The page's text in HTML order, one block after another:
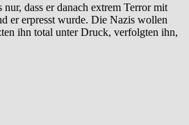
dass er danach extrem Terror mit
er erpresst wurde. Die Nazis wollen
ihn total unter Druck, verfolgten ihn,